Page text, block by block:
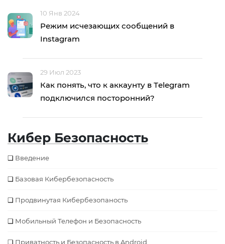
10 Янв 2024
Режим исчезающих сообщений в
Instagram
29 Июл 2023
Как понять, что к аккаунту в Тelegram
подключился посторонний?
Кибер Безопасность
Введение
Базовая Кибербезопаcность
Продвинутая Кибербезопаность
Мобильный Телефон и Безопасность
Приватность и Безопасность в Android